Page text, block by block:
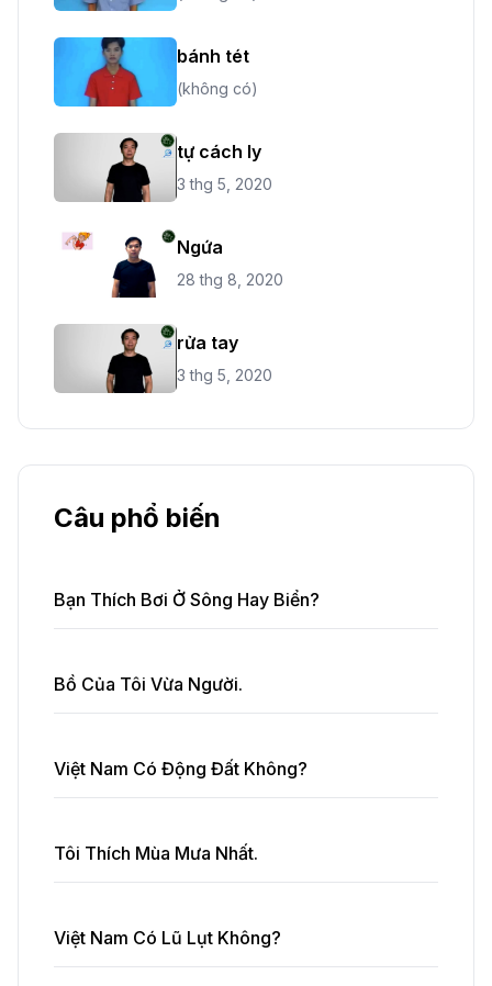
bánh tét
(không có)
tự cách ly
3 thg 5, 2020
Ngứa
28 thg 8, 2020
rửa tay
3 thg 5, 2020
Câu phổ biến
Bạn Thích Bơi Ở Sông Hay Biển?
Bồ Của Tôi Vừa Người.
Việt Nam Có Động Đất Không?
Tôi Thích Mùa Mưa Nhất.
Việt Nam Có Lũ Lụt Không?